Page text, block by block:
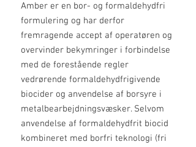
Amber er en bor- og formaldehydfri
formulering og har derfor
fremragende accept af operatøren og
overvinder bekymringer i forbindelse
med de forestående regler
vedrørende formaldehydfrigivende
biocider og anvendelse af borsyre i
metalbearbejdningsvæsker. Selvom
anvendelse af formaldehydfrit biocid
kombineret med borfri teknologi (fri